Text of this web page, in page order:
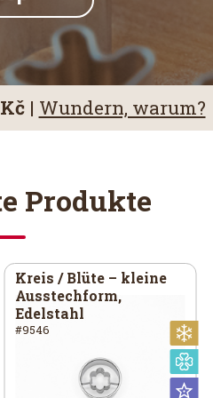
| Wundern, warum?
Produkte
Österlich
Kreis / Blüte – kleine
Ausstechform,
Edelstahl
#9546